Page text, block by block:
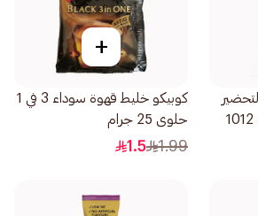
ريتش أروما درجة كثافة 1012
+
كوبيكو خليط قهوة سوداء 3 في 1
حلوى 25 جرام
1.99
1.5